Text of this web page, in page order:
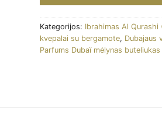
Kategorijos: Ibrahimas Al Qurashi
kvepalai su bergamote, Dubajaus
Parfums Dubaï mėlynas buteliukas